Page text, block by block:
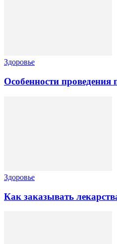
Здоровье
Особенности
Здоровье
Как заказывать